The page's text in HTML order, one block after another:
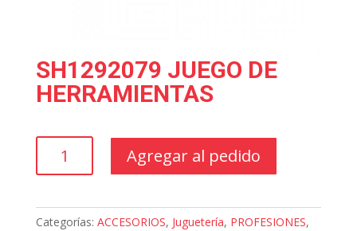
SH1292079 JUEGO DE
HERRAMIENTAS
JUEGO
cantidad
Agregar al pedido
Categorías: ACCESORIOS, Juguetería, PROFESIONES,